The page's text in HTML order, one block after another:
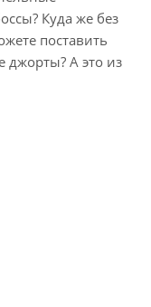
Куда же без
поставить
джорты? А это из